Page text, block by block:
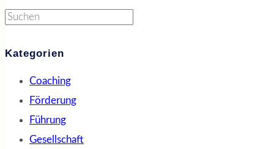
Suchen
Kategorien
Coaching
Förderung
Führung
Gesellschaft